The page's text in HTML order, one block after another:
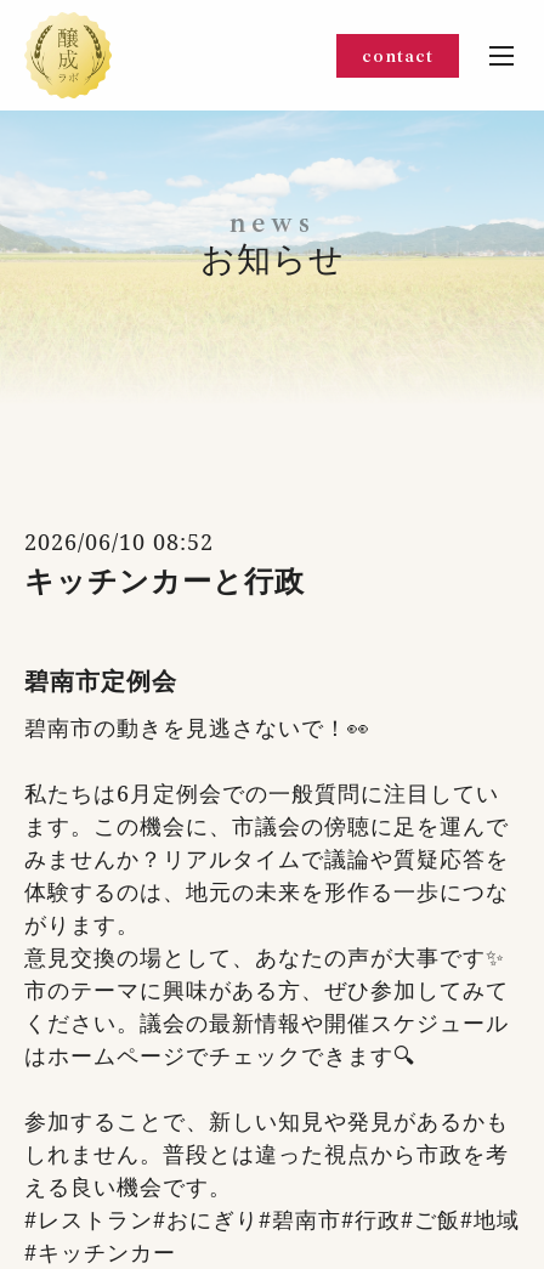
contact
お知らせ
new s
2026/06/10 08:52
キッチンカーと行政
碧南市定例会
碧南市の動きを見逃さないで！👀
私たちは6月定例会での一般質問に注目してい
ます。この機会に、市議会の傍聴に足を運んで
みませんか？リアルタイムで議論や質疑応答を
体験するのは、地元の未来を形作る一歩につな
がります。
意見交換の場として、あなたの声が大事です✨
市のテーマに興味がある方、ぜひ参加してみて
ください。議会の最新情報や開催スケジュール
はホームページでチェックできます🔍
参加することで、新しい知見や発見があるかも
しれません。普段とは違った視点から市政を考
える良い機会です。
#レストラン#おにぎり#碧南市#行政#ご飯#地域
#キッチンカー